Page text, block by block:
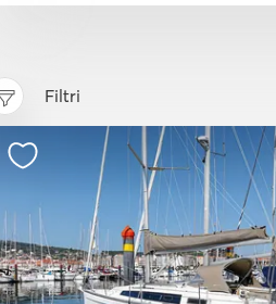
Filtri